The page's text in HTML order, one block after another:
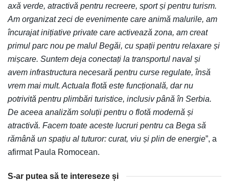
axă verde, atractivă pentru recreere, sport și pentru turism.
Am organizat zeci de evenimente care animă malurile, am
încurajat inițiative private care activează zona, am creat
primul parc nou pe malul Begăi, cu spații pentru relaxare și
mișcare. Suntem deja conectați la transportul naval și
avem infrastructura necesară pentru curse regulate, însă
vrem mai mult. Actuala flotă este funcțională, dar nu
potrivită pentru plimbări turistice, inclusiv până în Serbia.
De aceea analizăm soluții pentru o flotă modernă și
atractivă. Facem toate aceste lucruri pentru ca Bega să
rămână un spațiu al tuturor: curat, viu și plin de energie”, a
afirmat Paula Romocean.
S-ar putea să te intereseze și